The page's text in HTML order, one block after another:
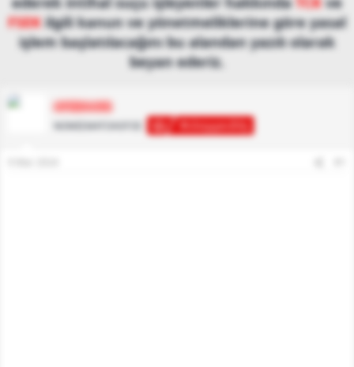
FSEKilgili kanun ve yönetmeliklerine göre yasal
işlem başlatılacağını bu alandan yazılı olarak
beyan ederiz.
ΝΟΜΙΣΜΑΤΟΛOΓΟΣ Φιλομμειδής